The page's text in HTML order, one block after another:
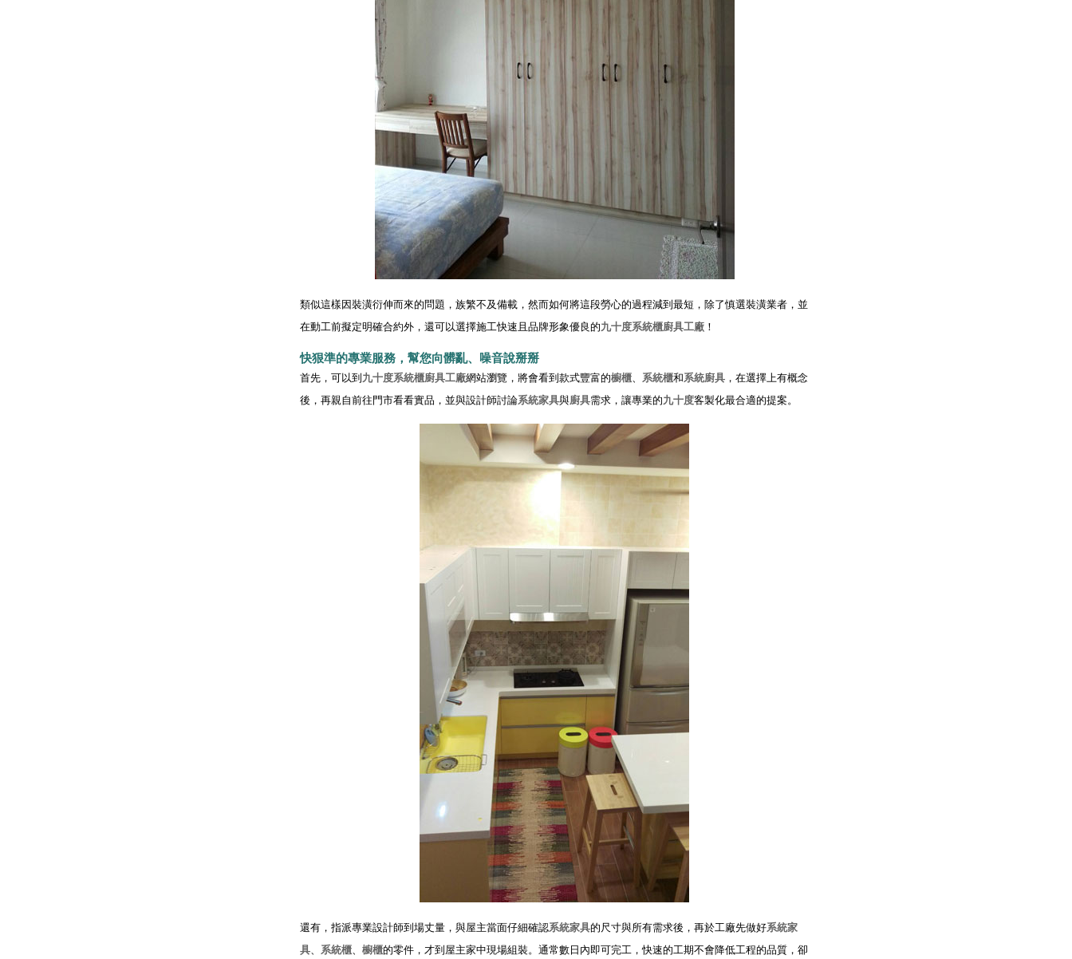
類似這樣因裝潢衍伸而來的問題，族繁不及備載，然而如何將這段勞心的過程減到最短，除了慎選裝潢業者，並
在動工前擬定明確合約外，還可以選擇施工快速且品牌形象優良的九十度系統櫃廚具工廠 ！
快狠準的專業服務，幫您向髒亂、噪音說掰掰
首先，可以到 九十度系統櫃廚具工廠網站瀏覽，將會看到款式豐富的櫥櫃、 系統櫃和系統廚具 ，在選擇上有概念
後，再親自前往門市看看實品，並與設計師討論系統家具與廚具需求，讓專業的九十度客製化最合適的提案。
還有，指派專業設計師到場丈量，與屋主當面仔細確認系統家具的尺寸與所有需求後，再於工廠先做好系統家
具、 系統櫃、 櫥櫃的零件，才到屋主家中現場組裝。通常數日內即可完工，快速的工期不會降低工程的品質，卻